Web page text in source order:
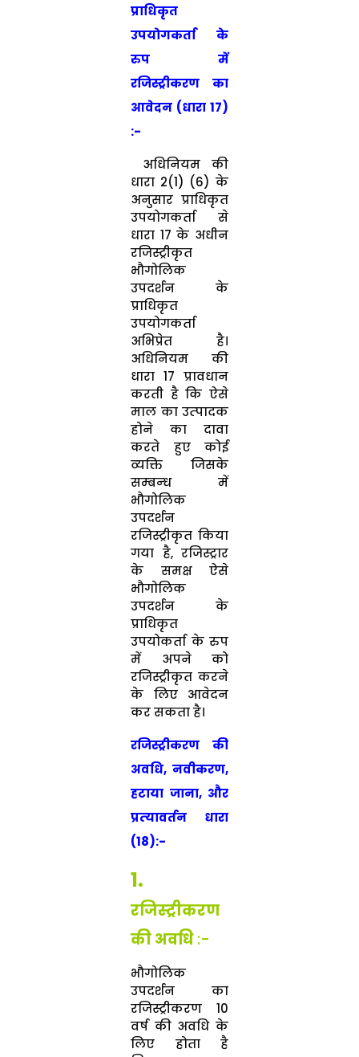
प्राधिकृत
उपयोग‍कर्ता के
रुप में
रजिस्‍ट्रीकरण का
आवेदन (धारा 17)
:-
अधिनियम की
धारा 2(1) (6) के
अनुसार प्राधिकृत
उपयोगकर्ता से
धारा 17 के अधीन
रजिस्‍ट्रीकृत
भौगोलिक
उपदर्शन के
प्राधिकृत
उपयोगकर्ता
अभिप्रेत है।
अधिनियम की
धारा 17 प्रावधान
करती है कि ऐसे
माल का उत्‍पादक
होने का दावा
करते हुए कोई
व्‍यक्ति जिसके
सम्‍बन्‍ध में
भौगोलिक
उपदर्शन
रजिस्‍ट्रीकृत किया
गया है, रजिस्‍ट्रार
के समक्ष ऐसे
भौगोलिक
उपदर्शन के
प्राधिकृत
उपयोकर्ता के रुप
में अपने को
रजिस्‍ट्रीकृत करने
के लिए आवेदन
कर सकता है।
रजिस्‍ट्रीकरण की
अवधि,नवीकरण,
हटाया जाना, और
प्रत्‍यावर्तन धारा
(18):-
1.
रजिस्‍ट्रीकरण
की अवधि:-
भौगोलिक
उपदर्शन का
रजिस्‍ट्रीकरण 10
वर्ष की अवधि के
लिए होता है